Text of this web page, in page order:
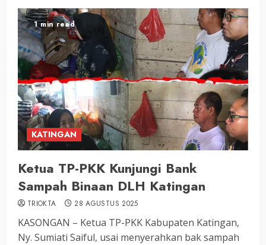
1 min read
KATINGAN
Ketua TP-PKK Kunjungi Bank
Sampah Binaan DLH Katingan
TRIOKTA 28 AGUSTUS 2025
KASONGAN – Ketua TP-PKK Kabupaten Katingan,
Ny. Sumiati Saiful, usai menyerahkan bak sampah